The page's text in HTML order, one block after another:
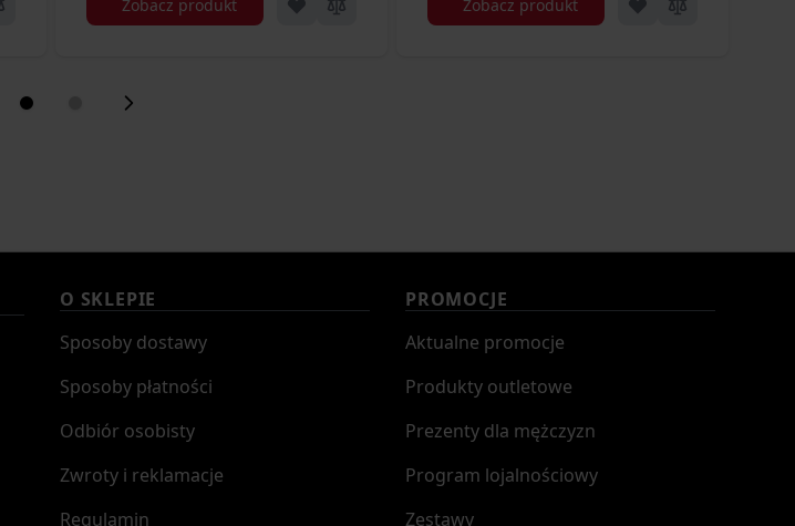
Zobacz produkt Zobacz produkt
O SKLEPIE
Sposoby dostawy
Sposoby płatności
Odbiór osobisty
Zwroty i reklamacje
Regulamin
PROMOCJE
Aktualne promocje
Produkty outletowe
Prezenty dla mężczyzn
Program lojalnościowy
Zestawy